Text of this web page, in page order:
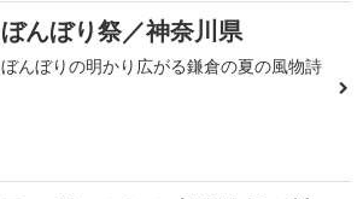
ぼんぼり祭／神奈川県
ぼんぼりの明かり広がる鎌倉の夏の風物詩